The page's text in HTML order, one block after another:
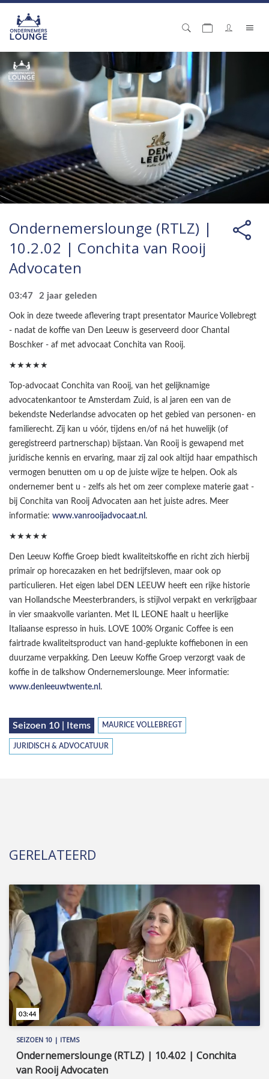
Ondernemerslounge (RTLZ) |
10.2.02 | Conchita van Rooij
Advocaten
03:47 2 jaar geleden
Ook in deze tweede aflevering trapt presentator Maurice Vollebregt
- nadat de koffie van Den Leeuw is geserveerd door Chantal
Boschker - af met advocaat Conchita van Rooij.
★★★★★
Top-advocaat Conchita van Rooij, van het gelijknamige
advocatenkantoor te Amsterdam Zuid, is al jaren een van de
bekendste Nederlandse advocaten op het gebied van personen- en
familierecht. Zij kan u vóór, tijdens en/of ná het huwelijk (of
geregistreerd partnerschap) bijstaan. Van Rooij is gewapend met
juridische kennis en ervaring, maar zij zal ook altijd haar empathisch
vermogen benutten om u op de juiste wijze te helpen. Ook als
ondernemer bent u - zelfs als het om zeer complexe materie gaat -
bij Conchita van Rooij Advocaten aan het juiste adres. Meer
informatie: www.vanrooijadvocaat.nl .
★★★★★
Den Leeuw Koffie Groep biedt kwaliteitskoffie en richt zich hierbij
primair op horecazaken en het bedrijfsleven, maar ook op
particulieren. Het eigen label DEN LEEUW heeft een rijke historie
van Hollandsche Meesterbranders, is stijlvol verpakt en verkrijgbaar
in vier smaakvolle varianten. Met IL LEONE haalt u heerlijke
Italiaanse espresso in huis. LOVE 100% Organic Coffee is een
fairtrade kwaliteitsproduct van hand-geplukte koffiebonen in een
duurzame verpakking. Den Leeuw Koffie Groep verzorgt vaak de
koffie in de talkshow Ondernemerslounge. Meer informatie:
www.denleeuwtwente.nl .
Seizoen 10 | Items MAURICE VOLLEBREGT
JURIDISCH & ADVOCATUUR
GERELATEERD
SEIZOEN 10 | ITEMS
Ondernemerslounge (RTLZ) | 10.4.02 | Conchita
van Rooij Advocaten
03:44